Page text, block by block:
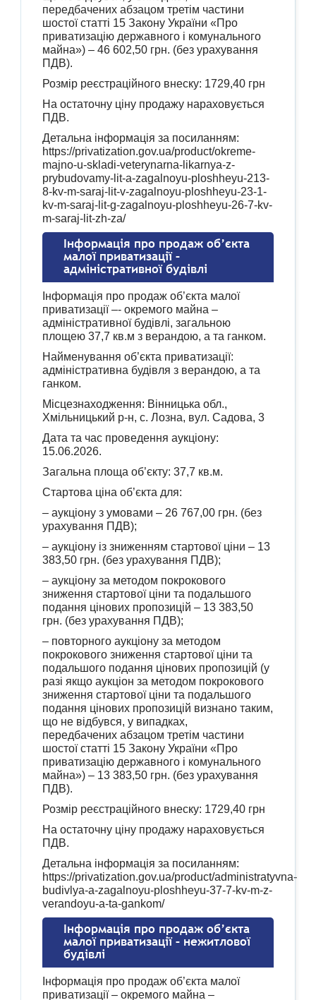
передбачених абзацом третім частини
шостої статті 15 Закону України «Про
приватизацію державного і комунального
майна») – 46 602,50 грн. (без урахування
ПДВ).
Розмір реєстраційного внеску: 1729,40 грн
На остаточну ціну продажу нараховується
ПДВ.
Детальна інформація за посиланням:
https://privatization.gov.ua/product/okreme-
majno-u-skladi-veterynarna-likarnya-z-
prybudovamy-lit-a-zagalnoyu-ploshheyu-213-
8-kv-m-saraj-lit-v-zagalnoyu-ploshheyu-23-1-
kv-m-saraj-lit-g-zagalnoyu-ploshheyu-26-7-kv-
m-saraj-lit-zh-za/
Інформація про продаж об’єкта
малої приватизації –
адміністративної будівлі
Інформація про продаж об’єкта малої
приватизації –- окремого майна –
адміністративної будівлі, загальною
площею 37,7 кв.м з верандою, а та ганком.
Найменування об’єкта приватизації:
адміністративна будівля з верандою, а та
ганком.
Місцезнаходження: Вінницька обл.,
Хмільницький р-н, с. Лозна, вул. Садова, 3
Дата та час проведення аукціону:
15.06.2026.
Загальна площа об’єкту: 37,7 кв.м.
Стартова ціна об’єкта для:
– аукціону з умовами – 26 767,00 грн. (без
урахування ПДВ);
– аукціону із зниженням стартової ціни – 13
383,50 грн. (без урахування ПДВ);
– аукціону за методом покрокового
зниження стартової ціни та подальшого
подання цінових пропозицій – 13 383,50
грн. (без урахування ПДВ);
– повторного аукціону за методом
покрокового зниження стартової ціни та
подальшого подання цінових пропозицій (у
разі якщо аукціон за методом покрокового
зниження стартової ціни та подальшого
подання цінових пропозицій визнано таким,
що не відбувся, у випадках,
передбачених абзацом третім частини
шостої статті 15 Закону України «Про
приватизацію державного і комунального
майна») – 13 383,50 грн. (без урахування
ПДВ).
Розмір реєстраційного внеску: 1729,40 грн
На остаточну ціну продажу нараховується
ПДВ.
Детальна інформація за посиланням:
https://privatization.gov.ua/product/administratyvna-
budivlya-a-zagalnoyu-ploshheyu-37-7-kv-m-z-
verandoyu-a-ta-gankom/
Інформація про продаж об’єкта
малої приватизації – нежитлової
будівлі
Інформація про продаж об’єкта малої
приватизації – окремого майна –